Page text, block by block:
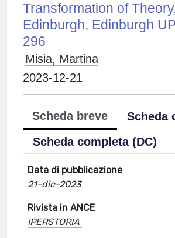
Transformation of
Edinburgh, Edinburgh
296
Misia, Martina
2023-12-21
Scheda breve
Scheda
Scheda completa (DC)
Data di pubblicazione
21-dic-2023
Rivista in ANCE
IPERSTORIA